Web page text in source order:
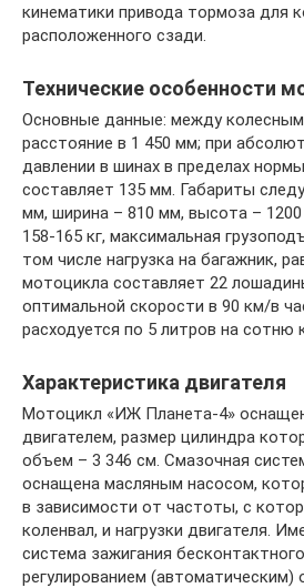
кинематики привода тормоза для
расположенного сзади.
Технические особенности
Основные данные: между
расстояние в 1 450 мм; при
давлении в шинах в пределах
составляет 135 мм. Габариты
мм, ширина – 810 мм, высота –
158-165 кг, максимальная
том числе нагрузка на багажник,
мотоцикла составляет 22
оптимальной скорости в 90 км/в
расходуется по 5 литров на сотню
Характеристика двигателя
Мотоцикл «ИЖ Планета-4»
двигателем, размер цилиндра
объем – 3 346 см. Смазочная
оснащена масляным насосом,
в зависимости от частоты, с
коленвал, и нагрузки двигателя.
система зажигания
регулированием (автоматическим)